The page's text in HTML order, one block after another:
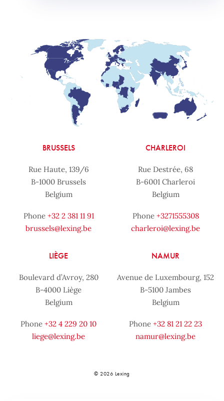
BRUSSELS
Rue Haute, 139/6
B-1000 Brussels
Belgium
Phone +32 2 381 11 91
brussels@lexing.be
CHARLEROI
Rue Destrée, 68
B-6001 Charleroi
Belgium
Phone +3271555308
charleroi@lexing.be
LIÈGE
Boulevard d’Avroy, 280
B-4000 Liège
Belgium
Phone +32 4 229 20 10
liege@lexing.be
NAMUR
Avenue de Luxembourg, 152
B-5100 Jambes
Belgium
Phone +32 81 21 22 23
namur@lexing.be
© 2026 Lexing